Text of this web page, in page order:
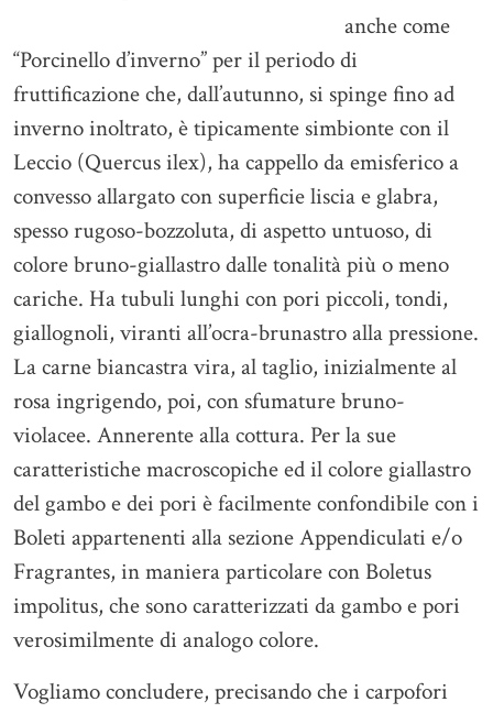
anche come
“Porcinello d’inverno” per il periodo di
fruttificazione che, dall’autunno, si spinge fino ad
inverno inoltrato, è tipicamente simbionte con il
Leccio (Quercus ilex), ha cappello da emisferico a
convesso allargato con superficie liscia e glabra,
spesso rugoso-bozzoluta, di aspetto untuoso, di
colore bruno-giallastro dalle tonalità più o meno
cariche. Ha tubuli lunghi con pori piccoli, tondi,
giallognoli, viranti all’ocra-brunastro alla pressione.
La carne biancastra vira, al taglio, inizialmente al
rosa ingrigendo, poi, con sfumature bruno-
violacee. Annerente alla cottura. Per la sue
caratteristiche macroscopiche ed il colore giallastro
del gambo e dei pori è facilmente confondibile con i
Boleti appartenenti alla sezione Appendiculati e/o
Fragrantes, in maniera particolare con Boletus
impolitus, che sono caratterizzati da gambo e pori
verosimilmente di analogo colore.
Vogliamo concludere, precisando che i carpofori